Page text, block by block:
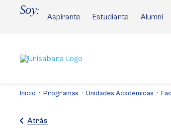
Soy:
Aspirante Estudiante Alumni
Inicio Programas Unidades Académicas
Atrás